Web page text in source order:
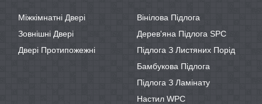
Міжкімнатні Двері
Зовнішні Двері
Двері Протипожежні
Вінілова Підлога
Дерев'яна Підлога SPC
Підлога З Листяних Порід
Бамбукова Підлога
Підлога З Ламінату
Настил WPC